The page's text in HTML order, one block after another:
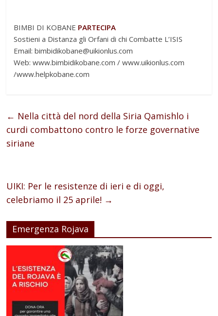
BIMBI DI KOBANE PARTECIPA
Sostieni a Distanza gli Orfani di chi Combatte L’ISIS
Email: bimbidikobane@uikionlus.com
Web: www.bimbidikobane.com / www.uikionlus.com
/www.helpkobane.com
← Nella città del nord della Siria Qamishlo i
curdi combattono contro le forze governative
siriane
UIKI: Per le resistenze di ieri e di oggi,
celebriamo il 25 aprile! →
Emergenza Rojava